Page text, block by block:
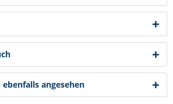
angesehen